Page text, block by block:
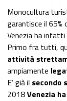
Monocultura
garantisce il 65%
Venezia ha infatti
Primo fra tutti,
attività
ampiamente
E’ già il secondo
2018Venezia